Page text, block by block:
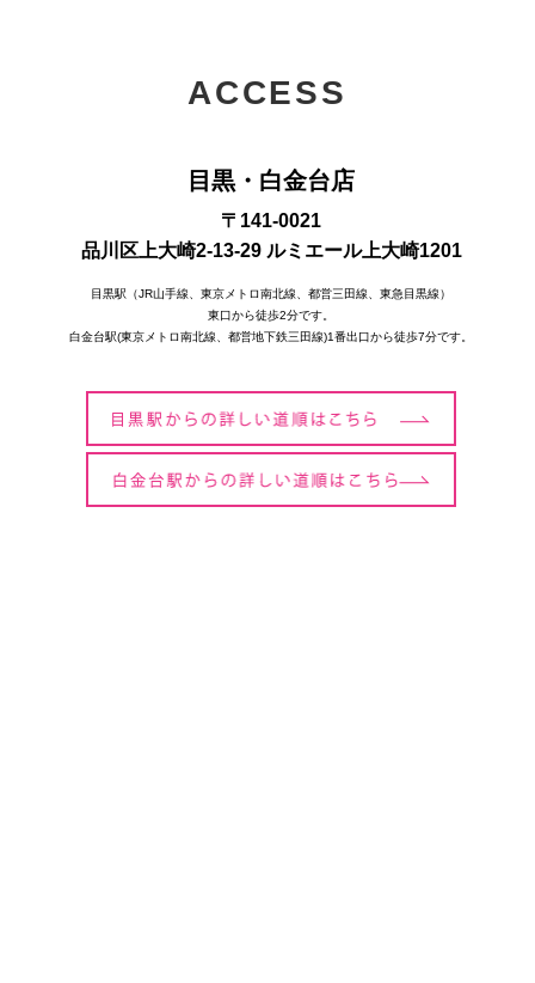
ACCESS
目黒・白金台店
〒141-0021
品川区上大崎2-13-29 ルミエール上大崎1201
目黒駅（JR山手線、東京メトロ南北線、都営三田線、東急目黒線）
東口から徒歩2分です。
白金台駅(東京メトロ南北線、都営地下鉄三田線)1番出口から徒歩7分です。